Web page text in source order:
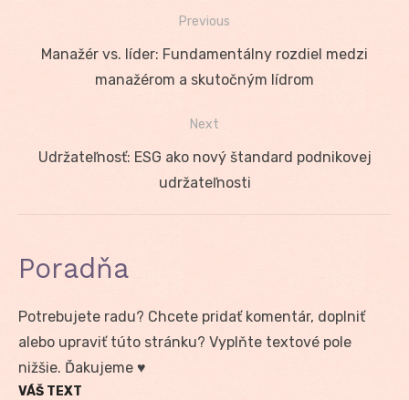
Navigácia
Previous
Previous
Manažér vs. líder: Fundamentálny rozdiel medzi
manažérom a skutočným lídrom
Next
Next
Udržateľnosť: ESG ako nový štandard podnikovej
udržateľnosti
Poradňa
Potrebujete radu? Chcete pridať komentár, doplniť
alebo upraviť túto stránku? Vyplňte textové pole
nižšie. Ďakujeme ♥
VÁŠ TEXT